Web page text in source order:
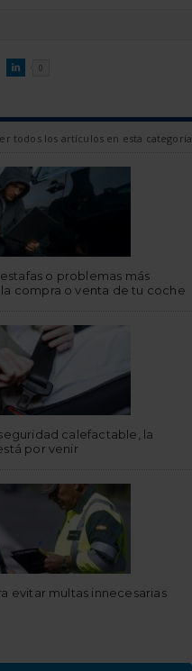

LINKEDIN
0
todos los artículos en esta categoría
estafas o problemas más
compra o venta de tu coche
calefactable, la
por venir
evitar multas innecesarias